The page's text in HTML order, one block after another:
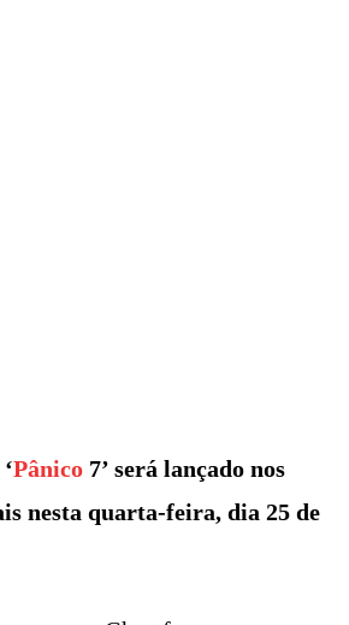
Pânico 7’ será lançado nos
nesta quarta-feira, dia 25 de